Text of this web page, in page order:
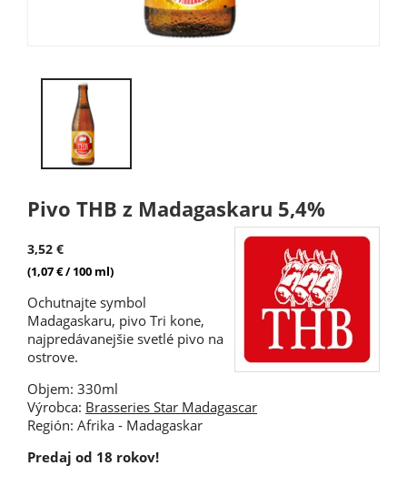
Pivo THB z Madagaskaru 5,4%
3,52 €
(1,07 € / 100 ml)
Ochutnajte symbol
Madagaskaru, pivo Tri kone,
najpredávanejšie svetlé pivo na
ostrove.
Objem: 330ml
Výrobca: Brasseries Star Madagascar
Región: Afrika - Madagaskar
Predaj od 18 rokov!